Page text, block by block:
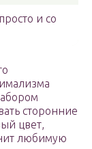
и со
сторонние
цвет,
любимую